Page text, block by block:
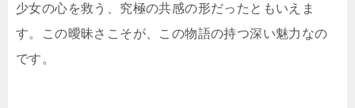
少女の心を救う、究極の共感の形だったともいえま
す。この曖昧さこそが、この物語の持つ深い魅力なの
です。